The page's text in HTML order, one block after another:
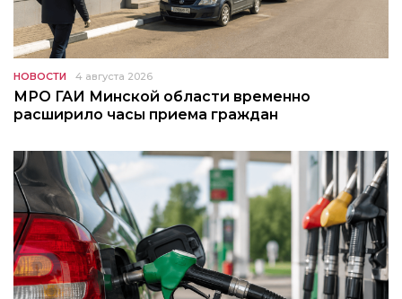
НОВОСТИ 4 августа 2026
МРО ГАИ Минской области временно
расширило часы приема граждан